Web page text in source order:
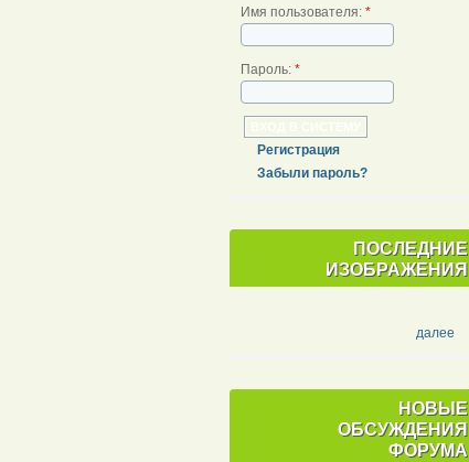
Имя пользователя: *
Пароль: *
Регистрация
Забыли пароль?
ПОСЛЕДНИЕ
ИЗОБРАЖЕНИЯ
далее
НОВЫЕ
ОБСУЖДЕНИЯ
ФОРУМА